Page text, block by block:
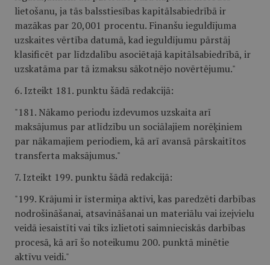
lietošanu, ja tās balsstiesības kapitālsabiedrībā ir
mazākas par 20,001 procentu. Finanšu ieguldījuma
uzskaites vērtība datumā, kad ieguldījumu pārstāj
klasificēt par līdzdalību asociētajā kapitālsabiedrībā, ir
uzskatāma par tā izmaksu sākotnējo novērtējumu."
6. Izteikt 181. punktu šādā redakcijā:
"181. Nākamo periodu izdevumos uzskaita arī
maksājumus par atlīdzību un sociālajiem norēķiniem
par nākamajiem periodiem, kā arī avansā pārskaitītos
transferta maksājumus."
7. Izteikt 199. punktu šādā redakcijā:
"199. Krājumi ir īstermiņa aktīvi, kas paredzēti darbības
nodrošināšanai, atsavināšanai un materiālu vai izejvielu
veidā iesaistīti vai tiks izlietoti saimnieciskās darbības
procesā, kā arī šo noteikumu 200. punktā minētie
aktīvu veidi."